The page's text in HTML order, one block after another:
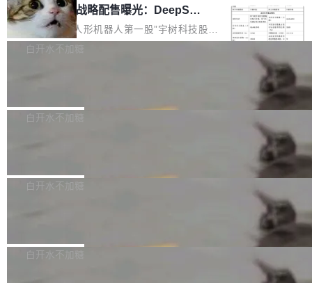
器 Prime Agent 的架构和市面上大多数 coding
agent 有本质区别。大多数 agent harness 的设
计是基于早期模型的能力—...
但它可能是主流开源项目中关于 AI 辅助贡献最
细致的一份规则。 政策的核心只有一句话：LLM
可以用来分析、提炼、审阅、建议，但不能用来
不得生成涉及安全性的关键变更，除非作者本身
宇树科技 IPO 战略配售曝光：DeepSe
ek 获配 93.3 万股，锁定 36 个月
8月6日晚间，“人形机器人第一股”宇树科技股份
有限公司披露IPO发行价格及战略配售结果，杭
36个月。 公告显示，本次宇树科技战略配售对
员工参与设立的专项资产管理计划。其中，Dee
获配9...
白开水不加糖
Bug fixes and enhancements 修复多次传递同
一个回归问题，该问题导致拉取镜像时会拒绝包
题，该问题可能导致在旧版 Linux 内核...
白开水不加糖
e 孵化器项目管理委员会（IPMC）投票中获得
P）！这一里程碑不仅标志着 Fluss 迈入新的发
白开水不加糖
长期停止内容更新，未能实现其作为“AI版维基百
白开水不加糖